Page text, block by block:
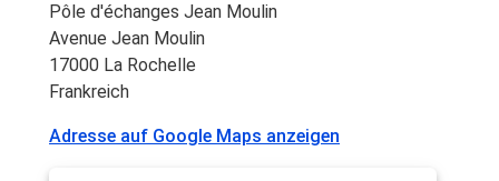
Pôle d'échanges Jean Moulin
Avenue Jean Moulin
17000 La Rochelle
Frankreich
Adresse auf Google Maps anzeigen